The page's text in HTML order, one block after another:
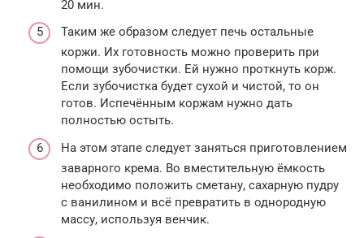
20 мин.
Таким же образом следует печь остальные
коржи. Их готовность можно проверить при
помощи зубочистки. Ей нужно проткнуть корж.
Если зубочистка будет сухой и чистой, то он
готов. Испечённым коржам нужно дать
полностью остыть.
На этом этапе следует заняться приготовлением
заварного крема. Во вместительную ёмкость
необходимо положить сметану, сахарную пудру
с ванилином и всё превратить в однородную
массу, используя венчик.